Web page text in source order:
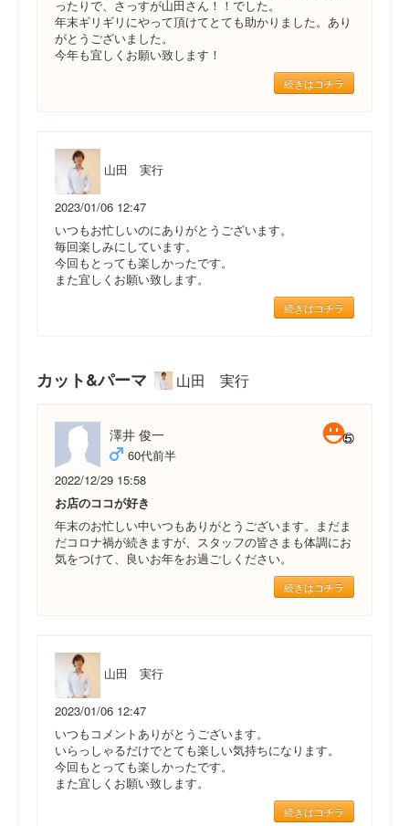
ったりで、さっすが山田さん！！でした。
年末ギリギリにやって頂けてとても助かりました。あり
がとうございました。
今年も宜しくお願い致します！
続きはコチラ
山田 実行
2023/01/06 12:47
いつもお忙しいのにありがとうございます。
毎回楽しみにしています。
今回もとっても楽しかったです。
また宜しくお願い致します。
続きはコチラ
カット&パーマ 山田 実行
澤井 俊一
60代前半
2022/12/29 15:58
お店のココが好き
年末のお忙しい中いつもありがとうございます。まだま
だコロナ禍が続きますが、スタッフの皆さまも体調にお
気をつけて、良いお年をお過ごしください。
続きはコチラ
山田 実行
2023/01/06 12:47
いつもコメントありがとうございます。
いらっしゃるだけでとても楽しい気持ちになります。
今回もとっても楽しかったです。
また宜しくお願い致します。
続きはコチラ